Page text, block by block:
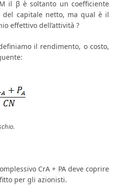
il β è soltanto un coefficiente
capitale netto, ma qual è il
effettivo dell’attività ?
il rendimento, o costo,
CrA + PAdeve coprire
per gli azionisti.